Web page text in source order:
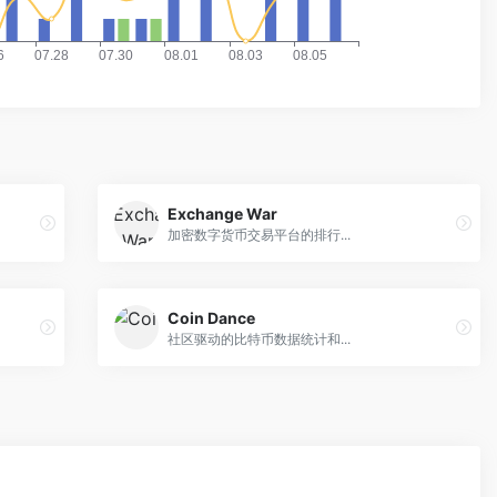
Exchange War
加密数字货币交易平台的排行...
Coin Dance
社区驱动的比特币数据统计和...